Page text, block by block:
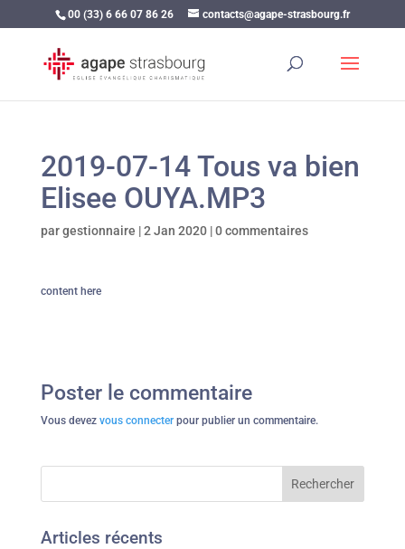
00 (33) 6 66 07 86 26 contacts@agape-strasbourg.fr
2019-07-14 Tous va bien
Elisee OUYA.MP3
pargestionnaire |2 Jan 2020|0 commentaires
content here
Poster le commentaire
Vous devez vous connecterpour publier un commentaire.
Articles récents